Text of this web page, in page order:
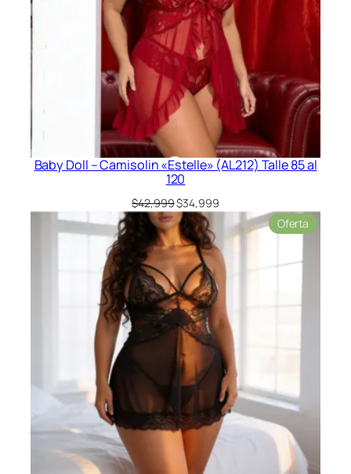
Baby Doll – Camisolin «Estelle» (AL212) Talle 85 al
120
$42,999El
precio
original
era:
$42,999.
$34,999El
precio
actual
es:
$34,999.
Oferta
en